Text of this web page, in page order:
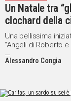
Un Natale tra
clochard della
Una bellissima
“Angeli di Roberto
Sestu). Guardate il
Alessandro Congia